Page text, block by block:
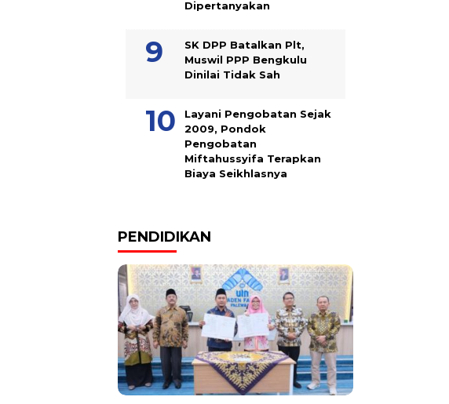
Dipertanyakan
SK DPP Batalkan Plt,
Muswil PPP Bengkulu
Dinilai Tidak Sah
Layani Pengobatan Sejak
2009, Pondok
Pengobatan
Miftahussyifa Terapkan
Biaya Seikhlasnya
PENDIDIKAN